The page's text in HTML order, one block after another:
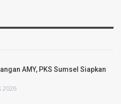
AMY, PKS Sumsel Siapkan
2026